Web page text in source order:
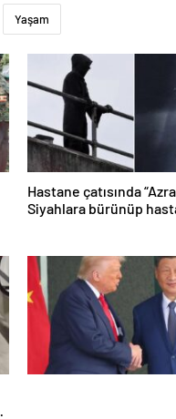
Yaşam
Hastane çatısında
Siyahlara bürünüp